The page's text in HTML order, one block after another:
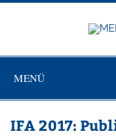
Zum
MENÜ
IFA 2017: